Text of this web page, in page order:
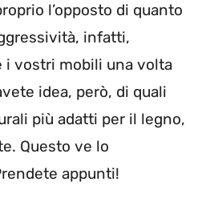
l’opposto di quanto
infatti,
i vostri mobili una volta
idea, però, di quali
più adatti per il legno,
Questo ve lo
appunti!